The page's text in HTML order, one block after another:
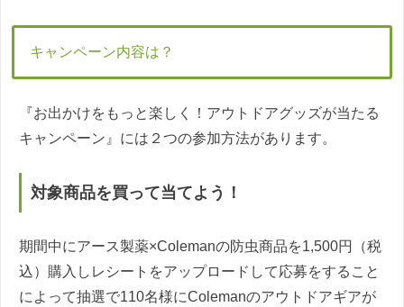
キャンペーン内容は？
『お出かけをもっと楽しく！アウトドアグッズが当たる
キャンペーン』には２つの参加方法があります。
対象商品を買って当てよう！
期間中にアース製薬×Colemanの防虫商品を1,500円（税
込）購入しレシートをアップロードして応募をすること
によって抽選で110名様にColemanのアウトドアギアが